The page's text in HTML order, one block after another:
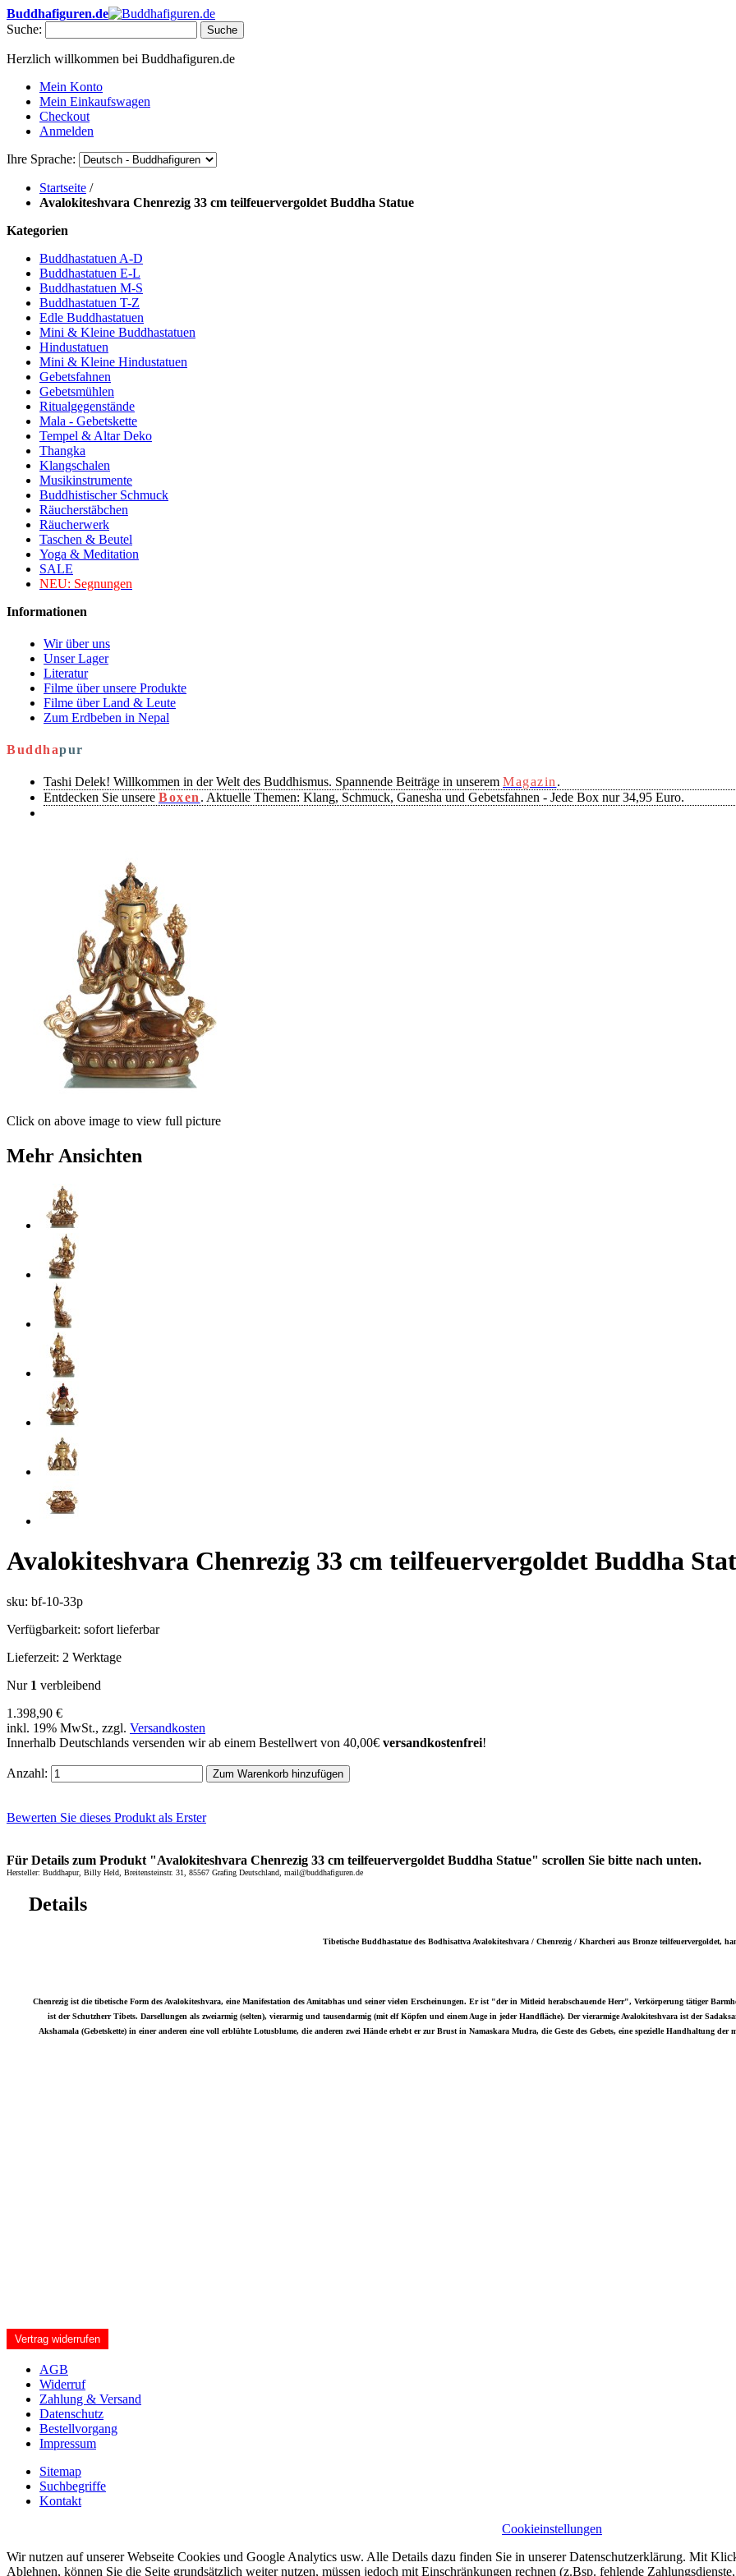
Buddhafiguren.de
Suche:
Suche
Herzlich willkommen bei Buddhafiguren.de
Mein Konto
Mein Einkaufswagen
Checkout
Anmelden
Ihre Sprache:
Startseite /
Avalokiteshvara Chenrezig 33 cm teilfeuervergoldet Buddha Statue
Kategorien
Buddhastatuen A-D
Buddhastatuen E-L
Buddhastatuen M-S
Buddhastatuen T-Z
Edle Buddhastatuen
Mini & Kleine Buddhastatuen
Hindustatuen
Mini & Kleine Hindustatuen
Gebetsfahnen
Gebetsmühlen
Ritualgegenstände
Mala - Gebetskette
Tempel & Altar Deko
Thangka
Klangschalen
Musikinstrumente
Buddhistischer Schmuck
Räucherstäbchen
Räucherwerk
Taschen & Beutel
Yoga & Meditation
SALE
NEU: Segnungen
Informationen
Wir über uns
Unser Lager
Literatur
Filme über unsere Produkte
Filme über Land & Leute
Zum Erdbeben in Nepal
Buddhapur
Tashi Delek! Willkommen in der Welt des Buddhismus. Spannende Beiträge in unserem Magazin .
Entdecken Sie unsere Boxen . Aktuelle Themen: Klang, Schmuck, Ganesha und Gebetsfahnen - Jede Box nur 34,95 Euro.
Click on above image to view full picture
Mehr Ansichten
Avalokiteshvara Chenrezig 33 cm teilfeuervergoldet Buddha
sku: bf-10-33p
Verfügbarkeit: sofort lieferbar
Lieferzeit: 2 Werktage
Nur 1 verbleibend
1.398,90 €
inkl. 19% MwSt., zzgl. Versandkosten
Innerhalb Deutschlands versenden wir ab einem Bestellwert von 40,00€ versandkostenfrei!
Anzahl: Zum Warenkorb hinzufügen
Bewerten Sie dieses Produkt als Erster
Für Details zum Produkt "Avalokiteshvara Chenrezig 33 cm teilfeuervergoldet Buddha Statue" scrollen Sie bitte nach unten.
Hersteller: Buddhapur, Billy Held, Breitensteinstr. 31, 85567 Grafing Deutschland, mail@buddhafiguren.de
Details
Tibetische Buddhastatue des Bodhisattva Avalokiteshvara / Chenrezig / Kharcheri aus Bronze teilfeuervergoldet,
Chenrezig ist die tibetische Form des Avalokiteshvara, eine Manifestation des Amitabhas und seiner vielen Erscheinungen. Er ist "der in Mitleid herabschauende Herr", Verkörperung tätiger
ist der Schutzherr Tibets. Darsellungen als zweiarmig (selten), vierarmig und tausendarmig (mit elf Köpfen und einem Auge in jeder Handfläche). Der vierarmige Avalokiteshvara ist der
Akshamala (Gebetskette) in einer anderen eine voll erblühte Lotusblume, die anderen zwei Hände erhebt er zur Brust in Namaskara Mudra, die Geste des Gebets, eine spezielle Handhaltung
Vertrag widerrufen
AGB
Widerruf
Zahlung & Versand
Datenschutz
Bestellvorgang
Impressum
Sitemap
Suchbegriffe
Kontakt
Cookieinstellungen
Wir nutzen auf unserer Webseite Cookies und Google Analytics usw. Alle Details dazu finden Sie in unserer Datenschutzerklärung. Mit
Ablehnen, können Sie die Seite grundsätzlich weiter nutzen, müssen jedoch mit Einschränkungen rechnen (z.Bsp. fehlende